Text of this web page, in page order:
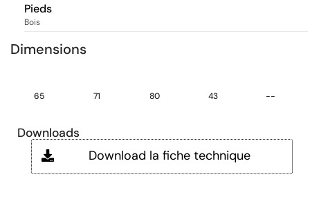
Pieds
Bois
Dimensions
65 71 80 43 --
Downloads
Download la fiche technique